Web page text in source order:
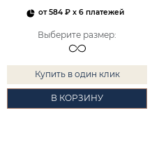
от584 ₽ x 6 платежей
Выберите размер:
Купить в один клик
В КОРЗИНУ